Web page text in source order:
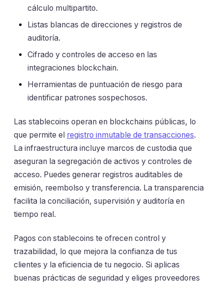
cálculo multipartito.
Listas blancas de direcciones y registros de
auditoría.
Cifrado y controles de acceso en las
integraciones blockchain.
Herramientas de puntuación de riesgo para
identificar patrones sospechosos.
Las stablecoins operan en blockchains públicas, lo
que permite el registro inmutable de transacciones.
La infraestructura incluye marcos de custodia que
aseguran la segregación de activos y controles de
acceso. Puedes generar registros auditables de
emisión, reembolso y transferencia. La transparencia
facilita la conciliación, supervisión y auditoría en
tiempo real.
Pagos con stablecoins te ofrecen control y
trazabilidad, lo que mejora la confianza de tus
clientes y la eficiencia de tu negocio. Si aplicas
buenas prácticas de seguridad y eliges proveedores